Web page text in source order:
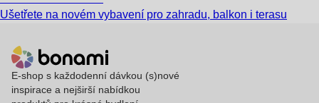
Ušetřete na novém vybavení pro zahradu, balkon i terasu
E-shop s každodenní dávkou (s)nové
inspirace a nejširší nabídkou